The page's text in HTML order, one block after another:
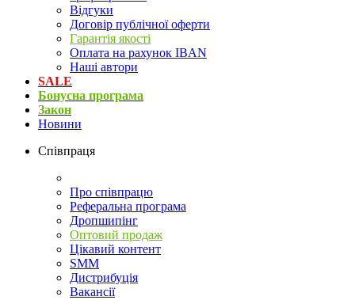
Відгуки
Договір публічної оферти
Гарантія якості
Оплата на рахунок IBAN
Наші автори
SALE
Бонусна програма
Закон
Новини
Співпраця
Про співпрацю
Реферальна програма
Дропшипінг
Оптовий продаж
Цікавий контент
SMM
Дистрибуція
Вакансії